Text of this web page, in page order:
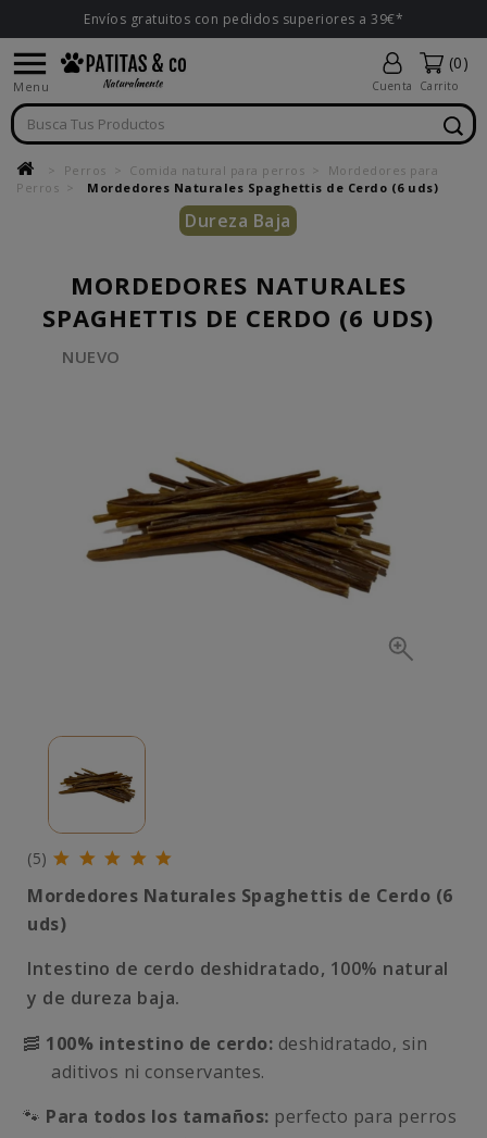
Envíos gratuitos con pedidos superiores a 39€*

Menu Cuenta
(0)
Carrito
Perros Comida natural para perros
Mordedores para
Perros
Mordedores Naturales Spaghettis de Cerdo (6 uds)
Dureza Baja
MORDEDORES NATURALES
SPAGHETTIS DE CERDO (6 UDS)
NUEVO
(5)
Mordedores Naturales Spaghettis de Cerdo (6
uds)
Intestino de cerdo deshidratado, 100% natural
y de dureza baja.
🥓 100% intestino de cerdo: deshidratado, sin
aditivos ni conservantes.
🐾 Para todos los tamaños: perfecto para perros